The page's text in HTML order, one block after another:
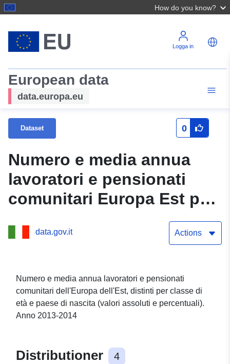
How do you know?
Logga in
European data
data.europa.eu
Dataset 0
Numero e media annua
lavoratori e pensionati
comunitari Europa Est per
classe di eta e paese di
nascita 2013-2014
data.gov.it Actions
Numero e media annua lavoratori e pensionati
comunitari dell'Europa dell'Est, distinti per classe di
età e paese di nascita (valori assoluti e percentuali).
Anno 2013-2014
Distributioner 4